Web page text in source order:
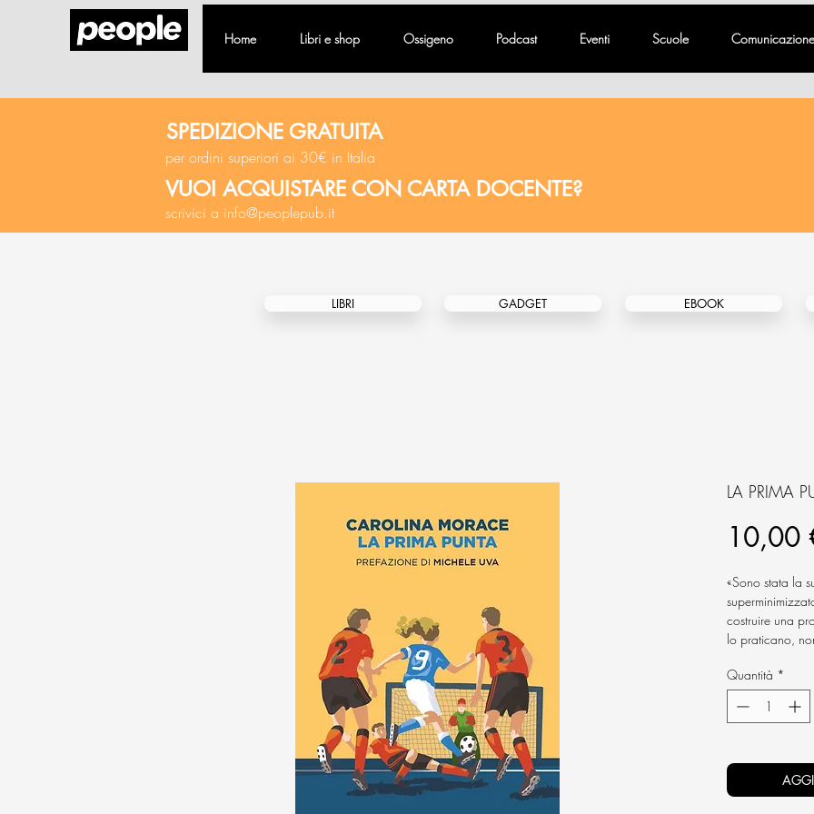
Home Libri e shop Ossigeno Podcast Eventi Scuole Comunicazione
SPEDIZIONE GRATUITA
per ordini superiori ai 30€ in Italia
VUOI ACQUISTARE CON CARTA DOCENTE?
scrivici a info@peoplepub.it
LIBRI GADGET EBOOK
LA PRIMA
10,00
«Sono stata la
costruire una
lo praticano,
lo sport può
paese, è
esclusivo di soli
Carolina Morace
Quantità *